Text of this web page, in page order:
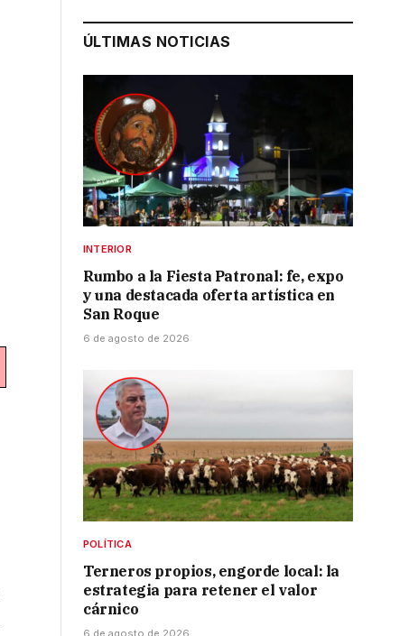
ÚLTIMAS NOTICIAS
INTERIOR
Rumbo a la Fiesta Patronal: fe, expo
y una destacada oferta artística en
San Roque
6 de agosto de 2026
POLÍTICA
Terneros propios, engorde local: la
estrategia para retener el valor
cárnico
6 de agosto de 2026